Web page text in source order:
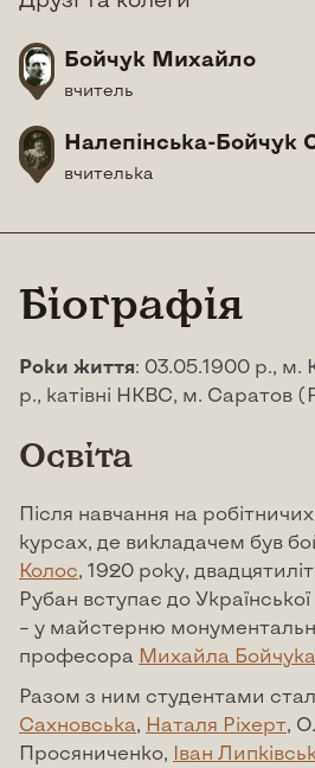
Бойчук Михайло
вчитель
Налепінська-Бойчук
вчителька
Біографія
Роки життя: 03.05.1900 р., м.
р., катівні НКВС, м. Саратов
Освіта
Після навчання на
курсах, де викладачем був
Колос, 1920 року,
Рубан вступає до
– у майстерню
професора Михайла Бойчука
Разом з ним студентами
Сахновська, Наталя Ріхерт,
Просяниченко, Іван